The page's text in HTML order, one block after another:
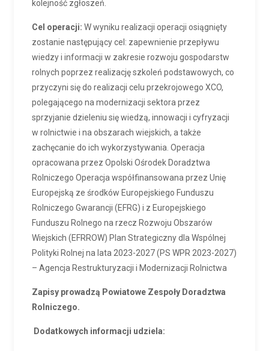
kolejność zgłoszeń.
Cel operacji: W wyniku realizacji operacji osiągnięty
zostanie następujący cel: zapewnienie przepływu
wiedzy i informacji w zakresie rozwoju gospodarstw
rolnych poprzez realizację szkoleń podstawowych, co
przyczyni się do realizacji celu przekrojowego XCO,
polegającego na modernizacji sektora przez
sprzyjanie dzieleniu się wiedzą, innowacji i cyfryzacji
w rolnictwie i na obszarach wiejskich, a także
zachęcanie do ich wykorzystywania. Operacja
opracowana przez Opolski Ośrodek Doradztwa
Rolniczego Operacja współfinansowana przez Unię
Europejską ze środków Europejskiego Funduszu
Rolniczego Gwarancji (EFRG) i z Europejskiego
Funduszu Rolnego na rzecz Rozwoju Obszarów
Wiejskich (EFRROW) Plan Strategiczny dla Wspólnej
Polityki Rolnej na lata 2023-2027 (PS WPR 2023-2027)
– Agencja Restrukturyzacji i Modernizacji Rolnictwa
Zapisy prowadzą Powiatowe Zespoły Doradztwa
Rolniczego.
Dodatkowych informacji udziela: